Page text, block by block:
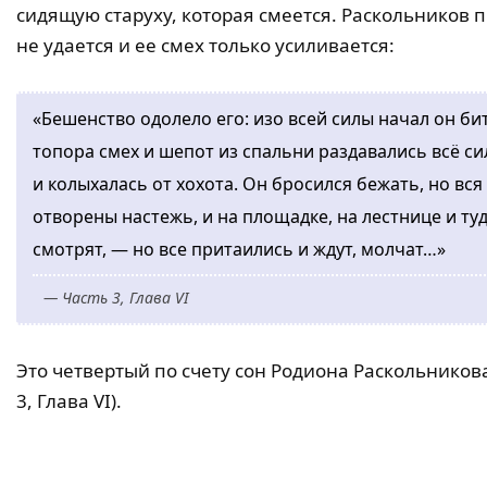
сидящую старуху, которая смеется. Раскольников
не удается и ее смех только усиливается:
«Бешенство одолело его: изо всей силы начал он
топора смех и шепот из спальни раздавались всё
и колыхалась от хохота. Он бросился бежать, но
отворены настежь, и на площадке, на лестнице и
смотрят, — но все притаились и ждут, молчат…»
— Часть 3, Глава VI
Это четвертый по счету сон Родиона
3, Глава VI).